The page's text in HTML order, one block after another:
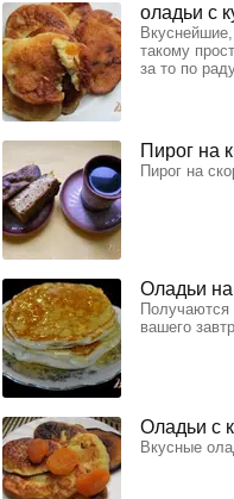
оладьи с
такому
за то по
Пирог на
Пирог на
Оладьи
вашего
Оладьи с
Вкусные